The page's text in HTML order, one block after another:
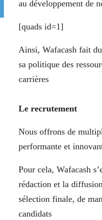
au développement de
[quads id=1]
Ainsi, Wafacash fait
sa politique des
carrières
Le recrutement
Nous offrons de
performante et
Pour cela, Wafacash
rédaction et la
sélection finale, de
candidats